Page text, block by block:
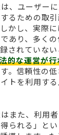
ユーザーに
るための取
かし、実際
あり、多く
されていな
的な運営が
。信頼性の
トを利用す
た、利用者
られる」と